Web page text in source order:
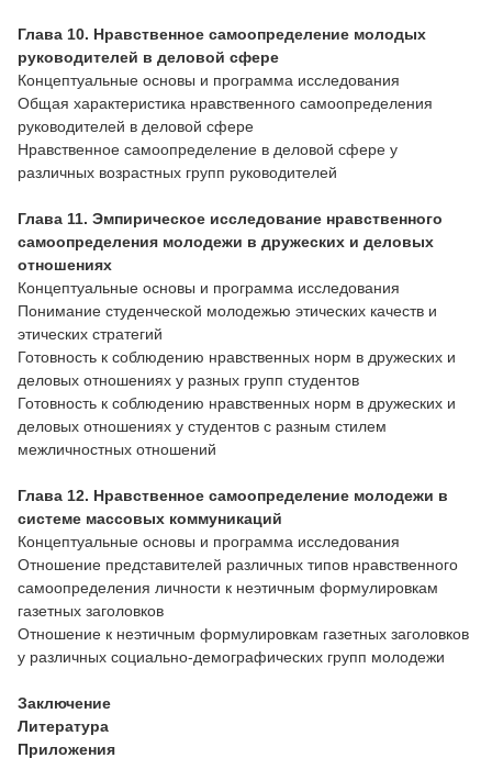
Глава 10. Нравственное самоопределение молодых
руководителей в деловой сфере
Концептуальные основы и программа исследования
Общая характеристика нравственного самоопределения
руководителей в деловой сфере
Нравственное самоопределение в деловой сфере у
различных возрастных групп руководителей
Глава 11. Эмпирическое исследование нравственного
самоопределения молодежи в дружеских и деловых
отношениях
Концептуальные основы и программа исследования
Понимание студенческой молодежью этических качеств и
этических стратегий
Готовность к соблюдению нравственных норм в дружеских и
деловых отношениях у разных групп студентов
Готовность к соблюдению нравственных норм в дружеских и
деловых отношениях у студентов с разным стилем
межличностных отношений
Глава 12. Нравственное самоопределение молодежи в
системе массовых коммуникаций
Концептуальные основы и программа исследования
Отношение представителей различных типов нравственного
самоопределения личности к неэтичным формулировкам
газетных заголовков
Отношение к неэтичным формулировкам газетных заголовков
у различных социально-демографических групп молодежи
Заключение
Литература
Приложения